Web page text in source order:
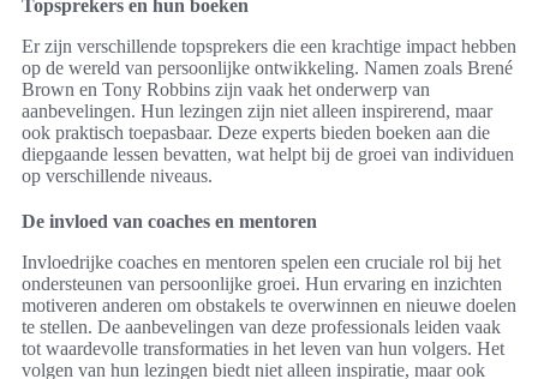
Topsprekers en hun boeken
Er zijn verschillende topsprekers die een krachtige impact hebben
op de wereld van persoonlijke ontwikkeling. Namen zoals Brené
Brown en Tony Robbins zijn vaak het onderwerp van
aanbevelingen. Hun lezingen zijn niet alleen inspirerend, maar
ook praktisch toepasbaar. Deze experts bieden boeken aan die
diepgaande lessen bevatten, wat helpt bij de groei van individuen
op verschillende niveaus.
De invloed van coaches en mentoren
Invloedrijke coaches en mentoren spelen een cruciale rol bij het
ondersteunen van persoonlijke groei. Hun ervaring en inzichten
motiveren anderen om obstakels te overwinnen en nieuwe doelen
te stellen. De aanbevelingen van deze professionals leiden vaak
tot waardevolle transformaties in het leven van hun volgers. Het
volgen van hun lezingen biedt niet alleen inspiratie, maar ook